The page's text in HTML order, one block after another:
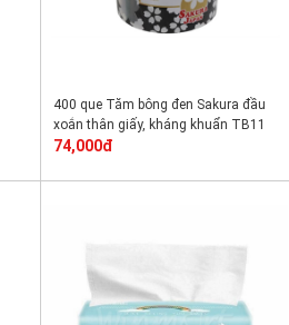
400 que Tăm bông đen Sakura đầu
xoắn thân giấy, kháng khuẩn TB11
74,000đ